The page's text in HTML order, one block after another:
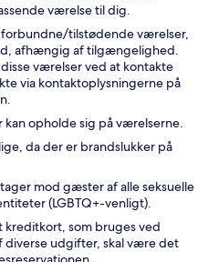
værelse til dig.
tilstødende værelser,
afhængig af tilgængelighed.
værelser ved at kontakte
via kontaktoplysningerne på
opholde sig på værelserne.
da der er brandslukker på
mod gæster af alle seksuelle
(LGBTQ+-venligt).
kreditkort, som bruges ved
diverse udgifter, skal være det